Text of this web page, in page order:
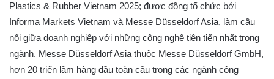
Plastics & Rubber Vietnam 2025; được đồng tổ chức bởi
Informa Markets Vietnam và Messe Düsseldorf Asia, làm cầu
nối giữa doanh nghiệp với những công nghệ tiên tiến nhất trong
ngành. Messe Düsseldorf Asia thuộc Messe Düsseldorf GmbH,
hơn 20 triển lãm hàng đầu toàn cầu trong các ngành công